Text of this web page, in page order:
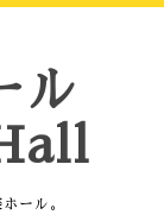
ル
ール。